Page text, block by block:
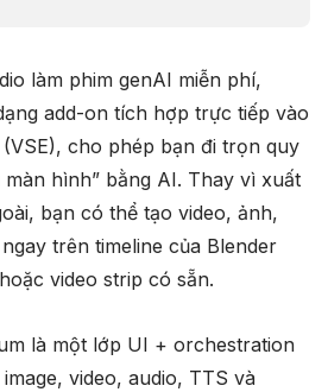
làm phim genAI miễn phí,
add-on tích hợp trực tiếp vào
cho phép bạn đi trọn quy
hình” bằng AI. Thay vì xuất
bạn có thể tạo video, ảnh,
trên timeline của Blender
video strip có sẵn.
là một lớp UI + orchestration
video, audio, TTS và